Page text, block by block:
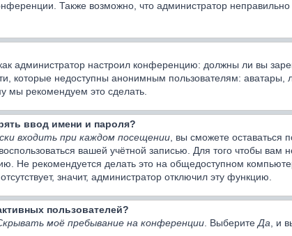
Также возможно, что администратор
администратор настроил конференцию: должны ли вы
которые недоступны анонимным пользователям:
мы рекомендуем это сделать.
ввод имени и пароля?
входить при каждом посещении, вы сможете оставаться
вашей учётной записью. Для того чтобы
Не рекомендуется делать это на общедоступном
отсутствует, значит, администратор отключил эту функцию.
пользователей?
моё пребывание на конференции. ВыберитеДа, и